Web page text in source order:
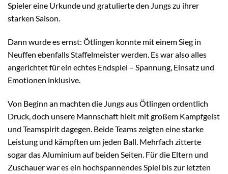
Spieler eine Urkunde und gratulierte den Jungs zu ihrer
starken Saison.
Dann wurde es ernst: Ötlingen konnte mit einem Sieg in
Neuffen ebenfalls Staffelmeister werden. Es war also alles
angerichtet für ein echtes Endspiel – Spannung, Einsatz und
Emotionen inklusive.
Von Beginn an machten die Jungs aus Ötlingen ordentlich
Druck, doch unsere Mannschaft hielt mit großem Kampfgeist
und Teamspirit dagegen. Beide Teams zeigten eine starke
Leistung und kämpften um jeden Ball. Mehrfach zitterte
sogar das Aluminium auf beiden Seiten. Für die Eltern und
Zuschauer war es ein hochspannendes Spiel bis zur letzten